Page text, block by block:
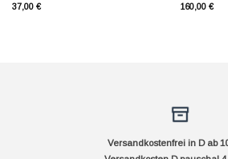
37,00 €
160,00 €
Versandkostenfrei in D ab